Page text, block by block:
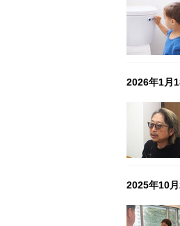
2026年1月
2025年10月